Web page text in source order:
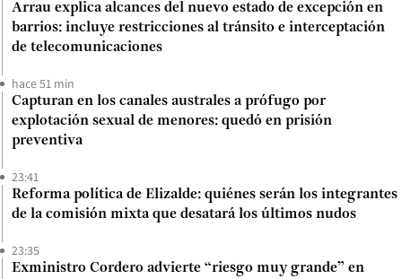
Arrau explica alcances del nuevo estado de excepción en
barrios: incluye restricciones al tránsito e interceptación
de telecomunicaciones
hace 51 min
Capturan en los canales australes a prófugo por
explotación sexual de menores: quedó en prisión
preventiva
23:41
Reforma política de Elizalde: quiénes serán los integrantes
de la comisión mixta que desatará los últimos nudos
23:35
Exministro Cordero advierte “riesgo muy grande” en